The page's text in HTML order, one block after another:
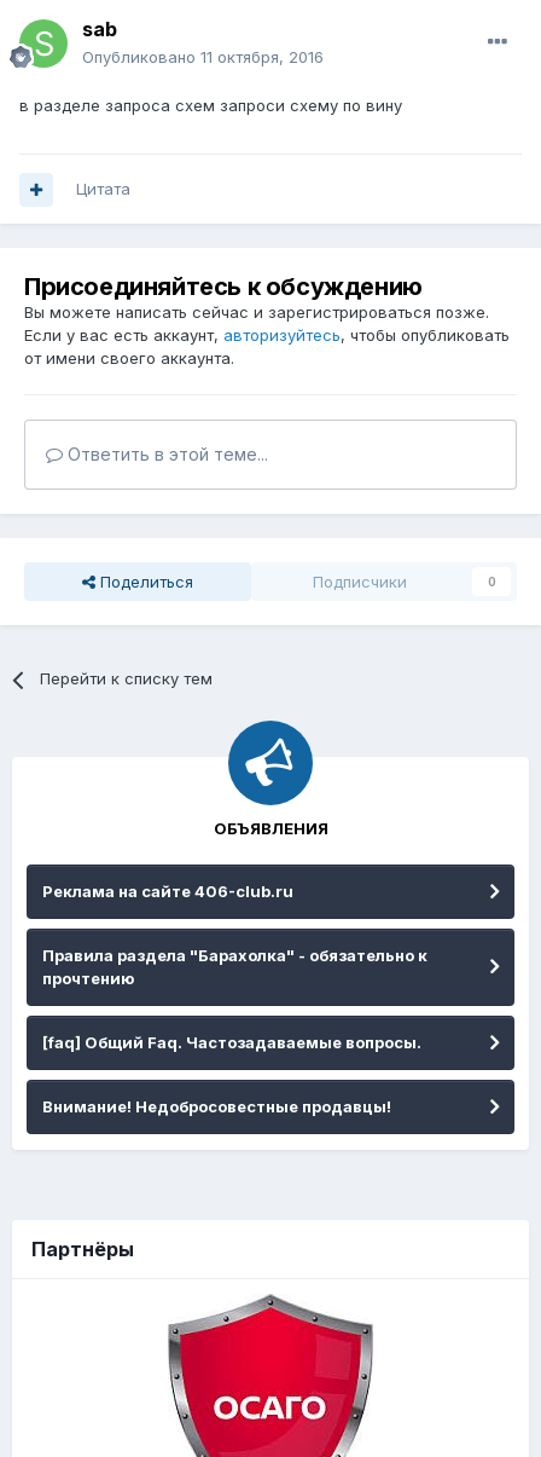
sab
Опубликовано 11 октября, 2016
в разделе запроса схем запроси схему по вину
Цитата
Присоединяйтесь к обсуждению
Вы можете написать сейчас и зарегистрироваться позже.
Если у вас есть аккаунт, авторизуйтесь, чтобы опубликовать
от имени своего аккаунта.
Ответить в этой теме...
Поделиться Подписчики 0
Перейти к списку тем
ОБЪЯВЛЕНИЯ
Реклама на сайте 406-club.ru
Правила раздела "Барахолка" - обязательно к
прочтению
[faq] Общий Faq. Частозадаваемые вопросы.
Внимание! Недобросовестные продавцы!
Партнёры